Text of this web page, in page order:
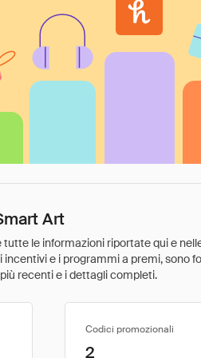
Art
le informazioni riportate qui e
incentivi e i programmi a premi,
recenti e i dettagli completi.
Codici promozionali
2